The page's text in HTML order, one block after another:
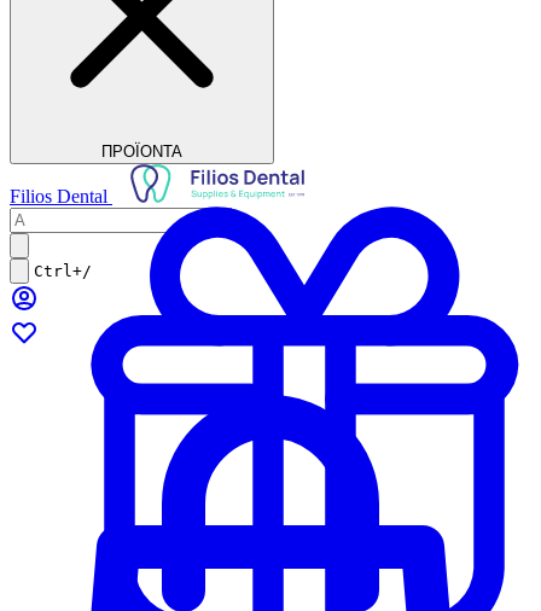
ΠΡΟΪΟΝΤΑ
Filios Dental
Ctrl+/